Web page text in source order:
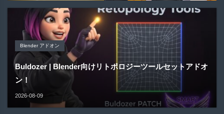
Blender アドオン
Buldozer | Blender向けリトポロジーツールセットアドオ
ン！
2026-08-09
Maya プラグイン
Gizmify Media Plane 2 | MP4・AVI・MKV・MOVな...
2026-08-08
Unreal Engine アセット
Material Parameter Manager | Unreal Engi...
2026-08-07
Unreal Engine アセット
Pipe It | 直感的にパイプ形状を構築出来るUnreal Engine
5...
2026-08-05
Unreal Engine アセット
Directive Utilities | ブループリントライブラリやエディタ
ス...
2026-08-03